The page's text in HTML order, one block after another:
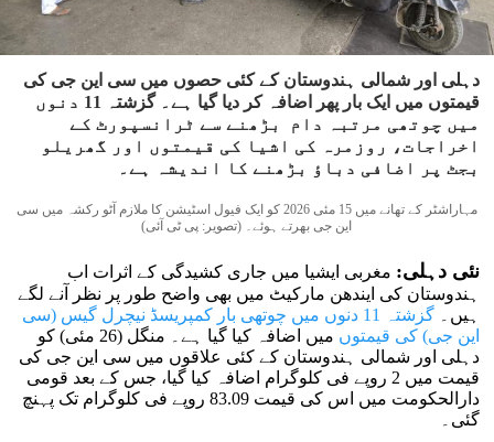
دہلی اور شمالی ہندوستان کے کئی حصوں میں سی این جی کی
قیمتوں میں ایک بار پھر اضافہ کر دیا گیا ہے۔ گزشتہ 11 دنوں
میں چوتھی مرتبہ دام بڑھنے سے ٹرانسپورٹ کے
اخراجات، روزمرہ کی اشیا کی قیمتوں اور گھریلو
بجٹ پر اضافی دباؤ بڑھنے کا اندیشہ ہے۔
مہاراشٹر کے تھانے میں 15 مئی 2026 کو ایک فیول اسٹیشن کا ملازم آٹو رکشہ میں سی
این جی بھرتے ہوئے۔ (تصویر: پی ٹی آئی)
نئی دہلی: مغربی ایشیا میں جاری کشیدگی کے اثرات اب
ہندوستان کی ایندھن مارکیٹ میں بھی واضح طور پر نظر آنے لگے
ہیں۔
گزشتہ 11 دنوں میں چوتھی بار کمپریسڈ نیچرل گیس (سی
این جی) کی قیمتوں
میں اضافہ کیا گیا ہے۔ منگل (26 مئی) کو
دہلی اور شمالی ہندوستان کے کئی علاقوں میں سی این جی کی
قیمت میں 2 روپے فی کلوگرام اضافہ کیا گیا، جس کے بعد قومی
دارالحکومت میں اس کی قیمت 83.09 روپے فی کلوگرام تک پہنچ
گئی۔